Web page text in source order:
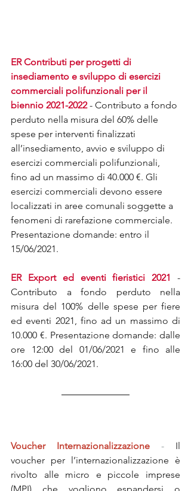
ER Contributi per progetti di
insediamento e sviluppo di esercizi
commerciali polifunzionali per il
biennio 2021-2022 - Contributo a fondo
perduto nella misura del 60% delle
spese per interventi finalizzati
all’insediamento, avvio e sviluppo di
esercizi commerciali polifunzionali,
fino ad un massimo di 40.000 €. Gli
esercizi commerciali devono essere
localizzati in aree comunali soggette a
fenomeni di rarefazione commerciale.
Presentazione domande: entro il
15/06/2021.
ER Export ed eventi fieristici 2021
-
Contributo a fondo perduto nella
misura del 100% delle spese per fiere
ed eventi 2021, fino ad un massimo di
10.000 €. Presentazione domande: dalle
ore 12:00 del 01/06/2021 e fino alle
16:00 del 30/06/2021.
Voucher Internazionalizzazione - Il
voucher per l’internazionalizzazione è
rivolto alle micro e piccole imprese
(MPI) che vogliono espandersi o